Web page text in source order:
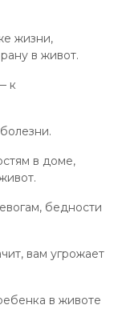
жизни,
в живот.
к
в доме,
бедности
вам угрожает
в животе